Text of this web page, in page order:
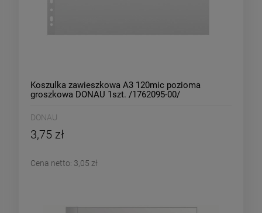
Koszulka zawieszkowa A3 120mic pozioma
groszkowa DONAU 1szt. /1762095-00/
DONAU
3,75 zł
Cena netto: 3,05 zł